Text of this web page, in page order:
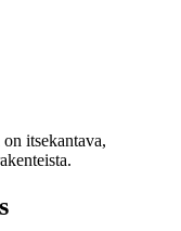
itsekantava,